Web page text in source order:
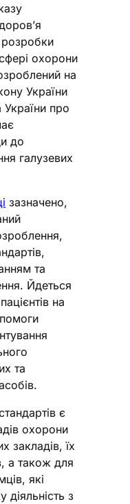
розробки
охорони
на
України
про
до
галузевих
зазначено,
та
Йдеться
на
та
є
охорони
закладів, їх
а також для
які
діяльність з